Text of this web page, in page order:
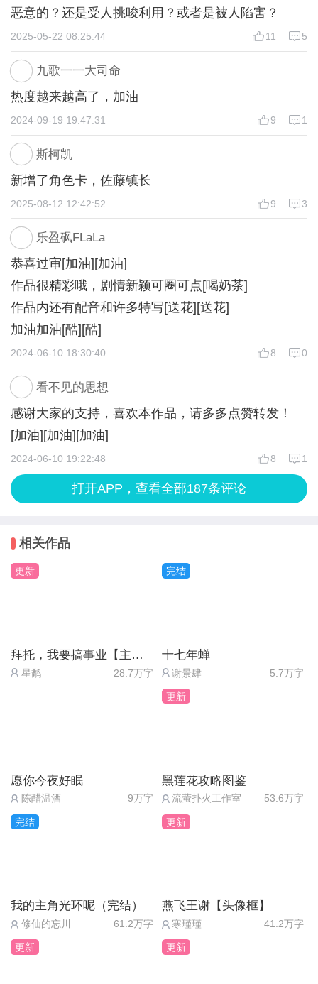
恶意的？还是受人挑唆利用？或者是被人陷害？
5
11
2025-05-22 08:25:44
九歌一一大司命
热度越来越高了，加油
1
9
2024-09-19 19:47:31
斯柯凯
新增了角色卡，佐藤镇长
3
9
2025-08-12 12:42:52
乐盈砜FLaLa
恭喜过审[加油][加油]
作品很精彩哦，剧情新颖可圈可点[喝奶茶]
作品内还有配音和许多特写[送花][送花]
加油加油[酷][酷]
0
8
2024-06-10 18:30:40
看不见的思想
感谢大家的支持，喜欢本作品，请多多点赞转发！
[加油][加油][加油]
1
8
2024-06-10 19:22:48
打开APP，查看全部187条评论
相关作品
更新
拜托，我要搞事业【主线免费】
星鹬 28.7万字
完结
十七年蝉
谢景肆 5.7万字
愿你今夜好眠
陈醋温酒 9万字
更新
黑莲花攻略图鉴
流萤扑火工作室 53.6万字
完结
我的主角光环呢（完结）
修仙的忘川 61.2万字
更新
燕飞王谢【头像框】
寒瑾瑾 41.2万字
更新 更新